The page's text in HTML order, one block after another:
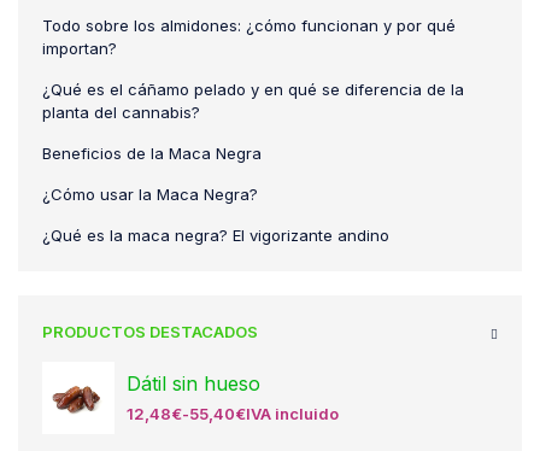
Todo sobre los almidones: ¿cómo funcionan y por qué
importan?
¿Qué es el cáñamo pelado y en qué se diferencia de la
planta del cannabis?
Beneficios de la Maca Negra
¿Cómo usar la Maca Negra?
¿Qué es la maca negra? El vigorizante andino
PRODUCTOS DESTACADOS
Dátil sin hueso
12,48€-55,40€IVA incluido